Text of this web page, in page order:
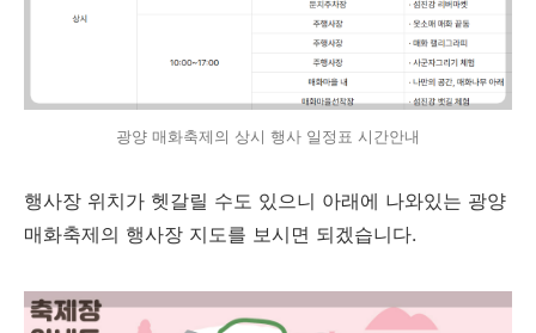
광양 매화축제의 상시 행사 일정표 시간안내
행사장 위치가 헷갈릴 수도 있으니 아래에 나와있는 광양
매화축제의 행사장 지도를 보시면 되겠습니다.